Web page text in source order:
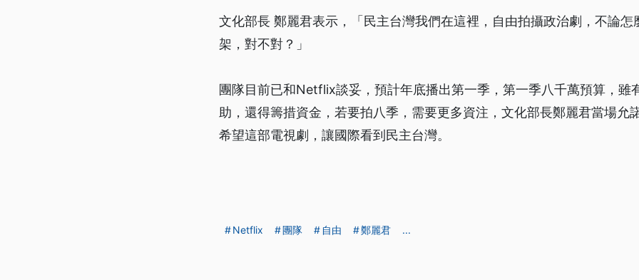
文化部長 鄭麗君表示，「民主台灣我們在這裡，自由拍攝政治劇，不論怎
架，對不對？」
團隊目前已和Netflix談妥，預計年底播出第一季，第一季八千萬預算，雖
助，還得籌措資金，若要拍八季，需要更多資注，文化部長鄭麗君當場允
希望這部電視劇，讓國際看到民主台灣。
Netflix 團隊 自由 鄭麗君 ...